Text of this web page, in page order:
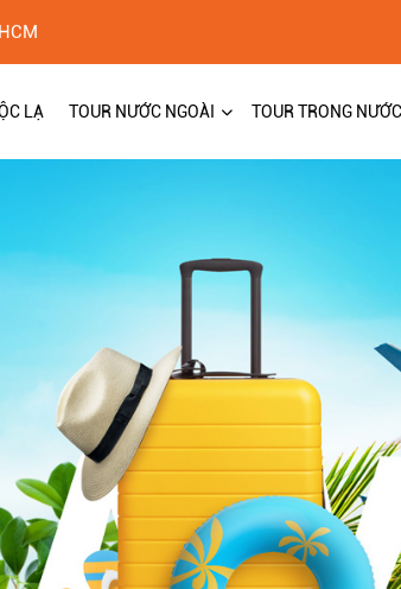
LẠ TOUR NƯỚC NGOÀI TOUR TRONG NƯỚC